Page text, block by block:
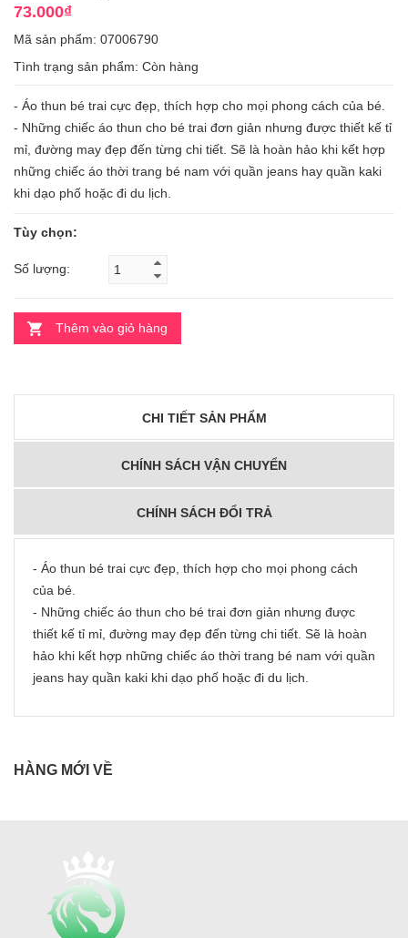
73.000₫
Mã sản phẩm: 07006790
Tình trạng sản phẩm: Còn hàng
- Áo thun bé trai cực đẹp, thích hợp cho mọi phong cách của bé.
- Những chiếc áo thun cho bé trai đơn giản nhưng được thiết kế tỉ
mỉ, đường may đẹp đến từng chi tiết. Sẽ là hoàn hảo khi kết hợp
những chiếc áo thời trang bé nam với quần jeans hay quần kaki
khi dạo phố hoặc đi du lịch.
Tùy chọn:
Số lượng:
Thêm vào giỏ hàng
CHI TIẾT SẢN PHẨM
CHÍNH SÁCH VẬN CHUYỂN
CHÍNH SÁCH ĐỔI TRẢ
- Áo thun bé trai cực đẹp, thích hợp cho mọi phong cách
của bé.
- Những chiếc áo thun cho bé trai đơn giản nhưng được
thiết kế tỉ mỉ, đường may đẹp đến từng chi tiết. Sẽ là hoàn
hảo khi kết hợp những chiếc áo thời trang bé nam với quần
jeans hay quần kaki khi dạo phố hoặc đi du lịch.
HÀNG MỚI VỀ